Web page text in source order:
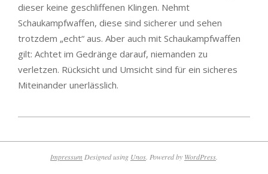
dieser keine geschliffenen Klingen. Nehmt
Schaukampfwaffen, diese sind sicherer und sehen
trotzdem „echt“ aus. Aber auch mit Schaukampfwaffen
gilt: Achtet im Gedränge darauf, niemanden zu
verletzen. Rücksicht und Umsicht sind für ein sicheres
Miteinander unerlässlich.
06-
Impressum Designed using Unos . Powered by WordPress